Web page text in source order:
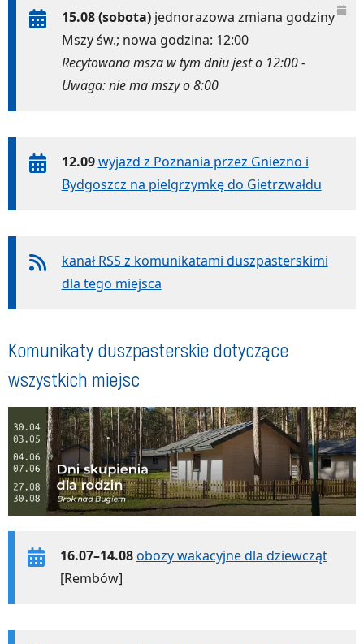
15.08 (sobota)jednorazowa zmiana godziny
Mszy św.; nowa godzina: 12:00
Recytowana msza w tym dniu jest o 12:00 -
Uwaga: nie ma mszy o 8:00
12.09 wyjazd z Poznania przez Gniezno i
Bydgoszcz na pielgrzymkę do Gietrzwałdu
kanał RSS z komunikatami duszpasterskimi
dla tego miejsca
Komunikaty duszpasterskie dotyczące
wszystkich miejsc
16.07–14.08obozy wakacyjne dla dziewcząt
[Rembów]